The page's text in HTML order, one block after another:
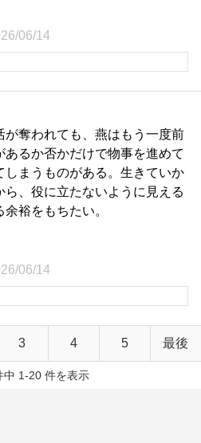
06/14
が奪われても、燕はもう一度前
あるか否かだけで物事を進めて
しまうものがある。生きていか
ら、役に立たないように見える
裕をもちたい。
06/14
3 4 5 最後
中 1-20 件を表示